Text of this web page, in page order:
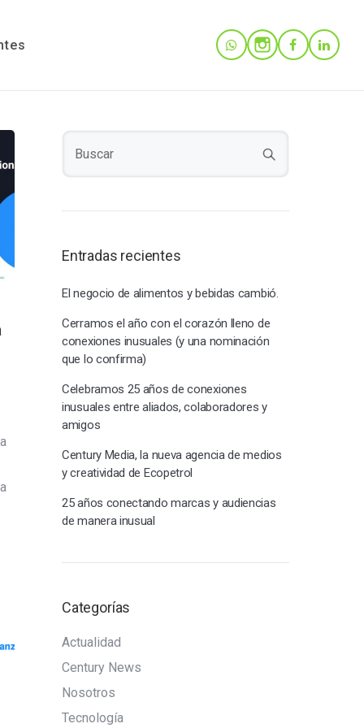
Entradas recientes
El negocio de alimentos y bebidas cambió.
Cerramos el año con el corazón lleno de
conexiones inusuales (y una nominación
que lo confirma)
Celebramos 25 años de conexiones
inusuales entre aliados, colaboradores y
amigos
Century Media, la nueva agencia de medios
y creatividad de Ecopetrol
25 años conectando marcas y audiencias
de manera inusual
Categorías
Actualidad
Century News
Nosotros
Tecnología